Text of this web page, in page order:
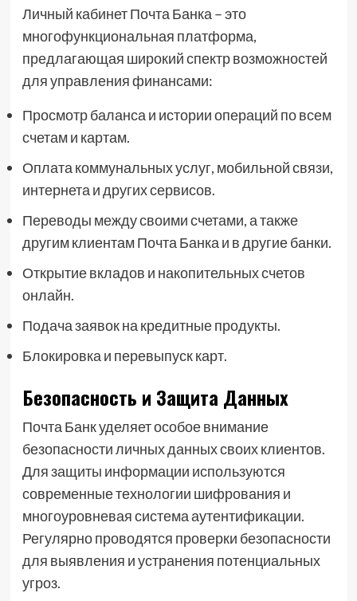
Личный кабинет Почта Банка – это
многофункциональная платформа,
предлагающая широкий спектр возможностей
для управления финансами:
Просмотр баланса и истории операций по всем
счетам и картам.
Оплата коммунальных услуг, мобильной связи,
интернета и других сервисов.
Переводы между своими счетами, а также
другим клиентам Почта Банка и в другие банки.
Открытие вкладов и накопительных счетов
онлайн.
Подача заявок на кредитные продукты.
Блокировка и перевыпуск карт.
Безопасность и Защита Данных
Почта Банк уделяет особое внимание
безопасности личных данных своих клиентов.
Для защиты информации используются
современные технологии шифрования и
многоуровневая система аутентификации.
Регулярно проводятся проверки безопасности
для выявления и устранения потенциальных
угроз.